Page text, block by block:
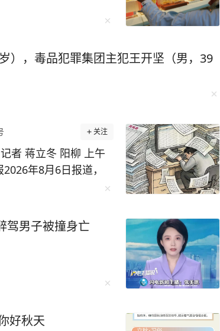
海航展上展示的无人机航母、机器狗作战群，
培养更多的“芯片大脑”。 李柘远成长
成绩没人管也一塌糊涂。好在外公的悉心教
如他运用“抽象+具象混搭
合，促进理解；联想记忆法、缩略词记忆法
》，同时刺激视觉和听觉，很快就记住了。
飞猛进，成
额。可李柘远却拒绝了清华的保送，选择裸
建立出了一套适合自己的学习体系。 比
牢记住背熟了4000个英语单词，超级牛！ 在
），毒品犯罪集团主犯王开坚（男，39
关注
者 蒋立冬 阳柳 上午
年8月6日报道，
向乡镇索要表格资料问
局里共享，能自己解
，让企业诉求直达部
显的重复劳动，只会
湖县的整改抓住了关
驾男子被撞身亡
好秋天